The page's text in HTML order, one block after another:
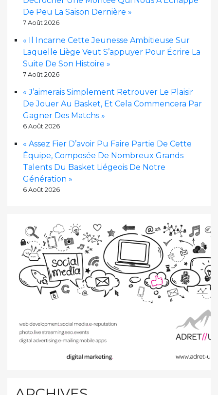
De Peu La Saison Dernière »
7 Août 2026
« Il Incarne Cette Jeunesse Ambitieuse Sur
Laquelle Liège Veut S’appuyer Pour Écrire La
Suite De Son Histoire »
7 Août 2026
« J’aimerais Simplement Retrouver Le Plaisir
De Jouer Au Basket, Et Cela Commencera Par
Gagner Des Matchs »
6 Août 2026
« Assez Fier D’avoir Pu Faire Partie De Cette
Équipe, Composée De Nombreux Grands
Talents Du Basket Liégeois De Notre
Génération »
6 Août 2026